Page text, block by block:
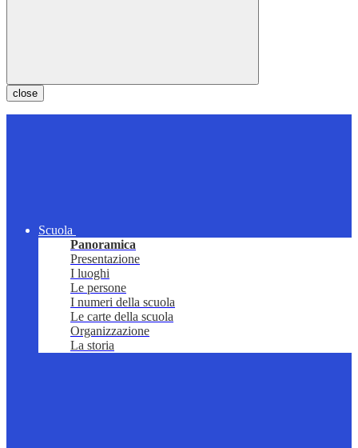
close
Scuola
Panoramica
Presentazione
I luoghi
Le persone
I numeri della scuola
Le carte della scuola
Organizzazione
La storia